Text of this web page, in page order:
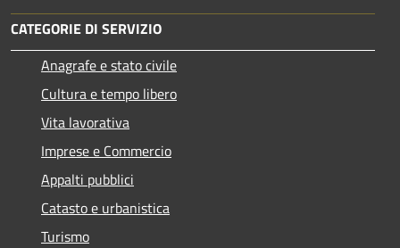
CATEGORIE DI SERVIZIO
Anagrafe e stato civile
Cultura e tempo libero
Vita lavorativa
Imprese e Commercio
Appalti pubblici
Catasto e urbanistica
Turismo